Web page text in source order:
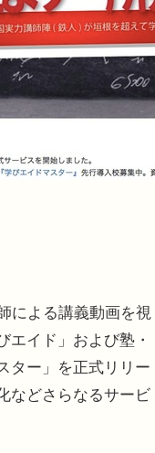
による講義動画を視
エイド」および塾・
ター」を正式リリー
などさらなるサービ